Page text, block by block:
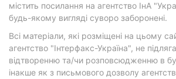
містить посилання на агентство ІнА
будь-якому вигляді суворо заборонені.
Всі матеріали, які розміщені на цьому
агентство "Інтерфакс-Україна", не
відтворенню та/чи розповсюдженню в
інакше як з письмового дозволу